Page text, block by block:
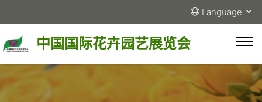
Language
中国国际花卉园艺展览会